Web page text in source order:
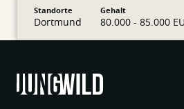
Standorte
Dortmund
Gehalt
80.000 - 85.000